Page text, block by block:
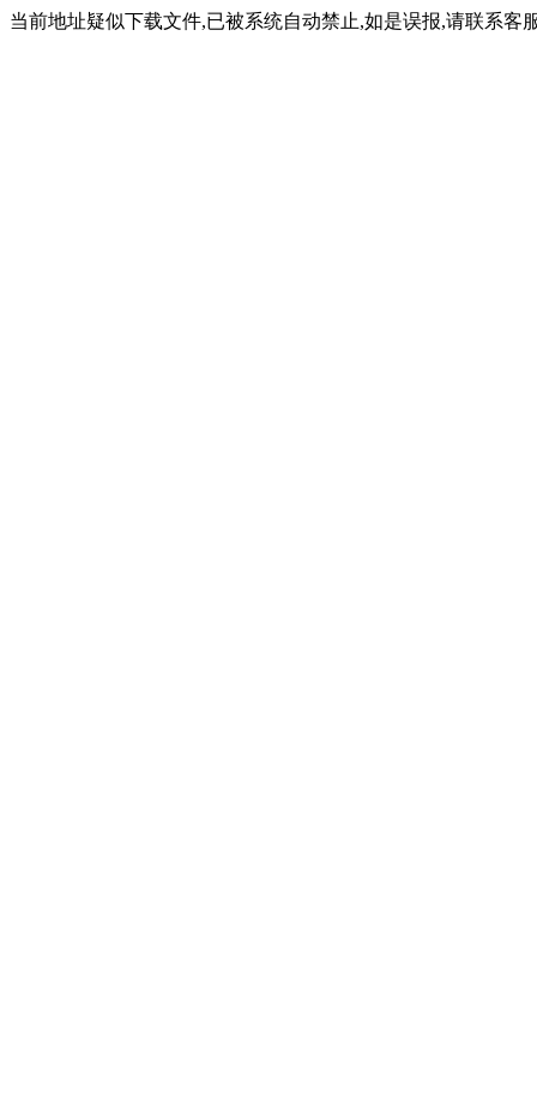
当前地址疑似下载文件,已被系统自动禁止,如是误报,请联系客